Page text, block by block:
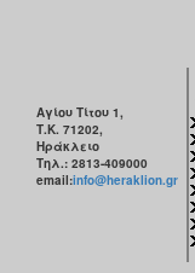
Αγίου Τίτου 1,
Τ.Κ. 71202,
Ηράκλειο
Τηλ.: 2813-409000
email:info@heraklion.gr